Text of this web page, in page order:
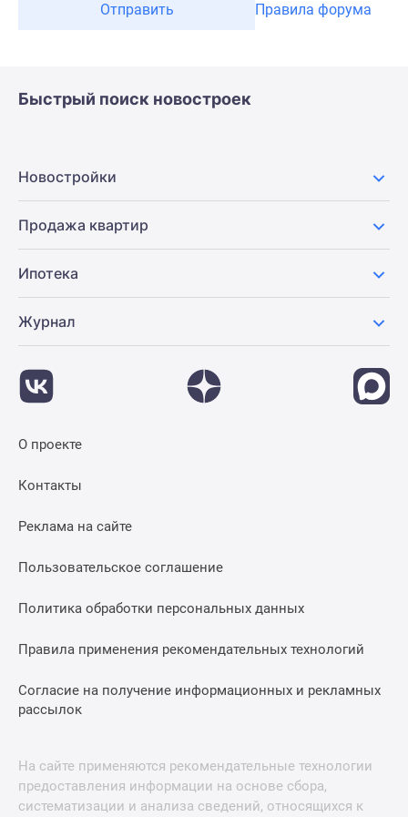
Отправить Правила форума
Быстрый поиск новостроек
Новостройки
Продажа квартир
Ипотека
Журнал
О проекте
Контакты
Реклама на сайте
Пользовательское соглашение
Политика обработки персональных данных
Правила применения рекомендательных технологий
Согласие на получение информационных и рекламных
рассылок
На сайте применяются рекомендательные технологии
предоставления информации на основе сбора,
систематизации и анализа сведений, относящихся к